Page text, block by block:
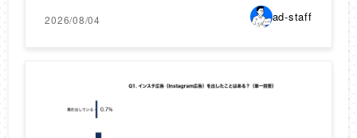
2026/08/04 ad-staff